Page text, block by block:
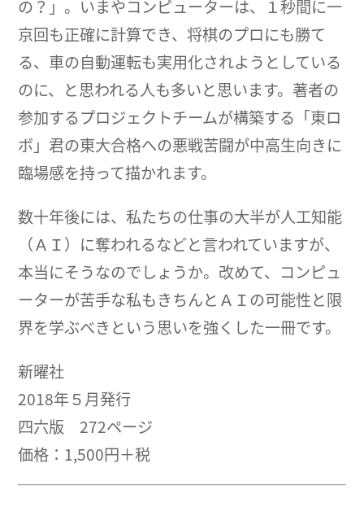
の？」。いまやコンピューターは、１秒間に一
京回も正確に計算でき、将棋のプロにも勝て
る、車の自動運転も実用化されようとしている
のに、と思われる人も多いと思います。著者の
参加するプロジェクトチームが構築する「東ロ
ボ」君の東大合格への悪戦苦闘が中高生向きに
臨場感を持って描かれます。
数十年後には、私たちの仕事の大半が人工知能
（ＡＩ）に奪われるなどと言われていますが、
本当にそうなのでしょうか。改めて、コンピュ
ーターが苦手な私もきちんとＡＩの可能性と限
界を学ぶべきという思いを強くした一冊です。
新曜社
2018年５月発行
四六版 272ページ
価格：1,500円＋税